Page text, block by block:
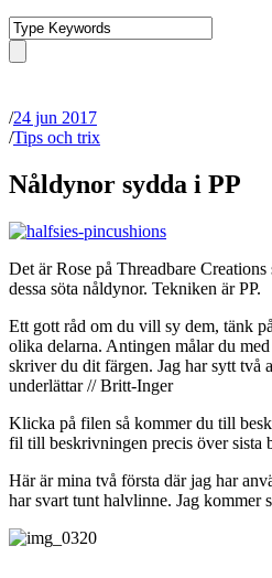
/24 jun 2017
/Tips och trix
Nåldynor sydda i PP
Det är Rose på Threadbare
dessa söta nåldynor. Tekniken är PP.
Ett gott råd om du vill sy dem, tänk
olika delarna. Antingen målar du
skriver du dit färgen. Jag har sytt två
underlättar // Britt-Inger
Klicka på filen så kommer du till
fil till beskrivningen precis över sista
Här är mina två första där jag har
har svart tunt halvlinne. Jag kommer